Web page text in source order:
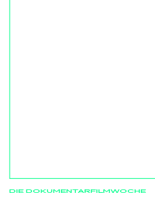
DIE DOKUMENTARFILMWOCHE